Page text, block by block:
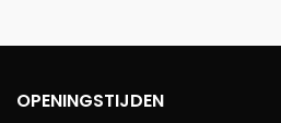
OPENINGSTIJDEN